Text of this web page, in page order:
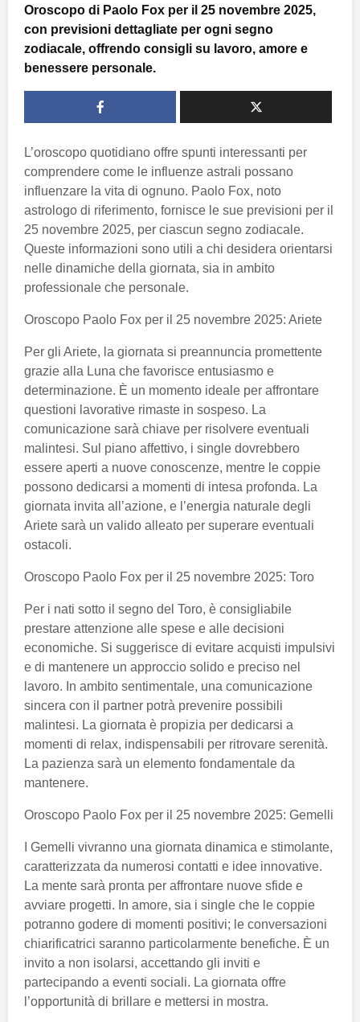
Oroscopo di Paolo Fox per il 25 novembre 2025,
con previsioni dettagliate per ogni segno
zodiacale, offrendo consigli su lavoro, amore e
benessere personale.
L’oroscopo quotidiano offre spunti interessanti per
comprendere come le influenze astrali possano
influenzare la vita di ognuno. Paolo Fox, noto
astrologo di riferimento, fornisce le sue previsioni per il
25 novembre 2025, per ciascun segno zodiacale.
Queste informazioni sono utili a chi desidera orientarsi
nelle dinamiche della giornata, sia in ambito
professionale che personale.
Oroscopo Paolo Fox per il 25 novembre 2025: Ariete
Per gli Ariete, la giornata si preannuncia promettente
grazie alla Luna che favorisce entusiasmo e
determinazione. È un momento ideale per affrontare
questioni lavorative rimaste in sospeso. La
comunicazione sarà chiave per risolvere eventuali
malintesi. Sul piano affettivo, i single dovrebbero
essere aperti a nuove conoscenze, mentre le coppie
possono dedicarsi a momenti di intesa profonda. La
giornata invita all’azione, e l’energia naturale degli
Ariete sarà un valido alleato per superare eventuali
ostacoli.
Oroscopo Paolo Fox per il 25 novembre 2025: Toro
Per i nati sotto il segno del Toro, è consigliabile
prestare attenzione alle spese e alle decisioni
economiche. Si suggerisce di evitare acquisti impulsivi
e di mantenere un approccio solido e preciso nel
lavoro. In ambito sentimentale, una comunicazione
sincera con il partner potrà prevenire possibili
malintesi. La giornata è propizia per dedicarsi a
momenti di relax, indispensabili per ritrovare serenità.
La pazienza sarà un elemento fondamentale da
mantenere.
Oroscopo Paolo Fox per il 25 novembre 2025: Gemelli
I Gemelli vivranno una giornata dinamica e stimolante,
caratterizzata da numerosi contatti e idee innovative.
La mente sarà pronta per affrontare nuove sfide e
avviare progetti. In amore, sia i single che le coppie
potranno godere di momenti positivi; le conversazioni
chiarificatrici saranno particolarmente benefiche. È un
invito a non isolarsi, accettando gli inviti e
partecipando a eventi sociali. La giornata offre
l’opportunità di brillare e mettersi in mostra.